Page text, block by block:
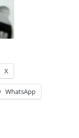
X
WhatsApp